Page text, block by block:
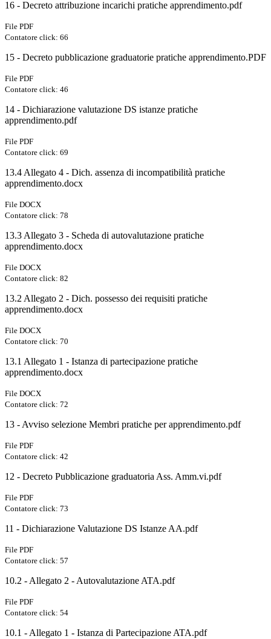
16 - Decreto attribuzione incarichi pratiche apprendimento.pdf
File PDF
Contatore click: 66
15 - Decreto pubblicazione graduatorie pratiche apprendimento.PDF
File PDF
Contatore click: 46
14 - Dichiarazione valutazione DS istanze pratiche
apprendimento.pdf
File PDF
Contatore click: 69
13.4 Allegato 4 - Dich. assenza di incompatibilità pratiche
apprendimento.docx
File DOCX
Contatore click: 78
13.3 Allegato 3 - Scheda di autovalutazione pratiche
apprendimento.docx
File DOCX
Contatore click: 82
13.2 Allegato 2 - Dich. possesso dei requisiti pratiche
apprendimento.docx
File DOCX
Contatore click: 70
13.1 Allegato 1 - Istanza di partecipazione pratiche
apprendimento.docx
File DOCX
Contatore click: 72
13 - Avviso selezione Membri pratiche per apprendimento.pdf
File PDF
Contatore click: 42
12 - Decreto Pubblicazione graduatoria Ass. Amm.vi.pdf
File PDF
Contatore click: 73
11 - Dichiarazione Valutazione DS Istanze AA.pdf
File PDF
Contatore click: 57
10.2 - Allegato 2 - Autovalutazione ATA.pdf
File PDF
Contatore click: 54
10.1 - Allegato 1 - Istanza di Partecipazione ATA.pdf